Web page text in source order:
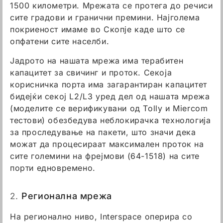
1500 километри. Мрежата се протега до речиси
сите градови и гранични премини. Најголема
покриеност имаме во Скопје каде што се
опфатени сите населби.
Јадрото на нашата мрежа има терабитен
капацитет за свичинг и проток. Секоја
корисничка порта има загарантиран капацитет
бидејќи секој L2/L3 уред дел од нашата мрежа
(моделите се верификувани од Tolly и Miercom
тестови) обезбедува неблокирачка технологија
за проследување на пакети, што значи дека
можат да процесираат максимален проток на
сите големини на фрејмови (64-1518) на сите
порти едновремено.
2. Регионална мрежа
На регионално ниво, Interspace оперира со